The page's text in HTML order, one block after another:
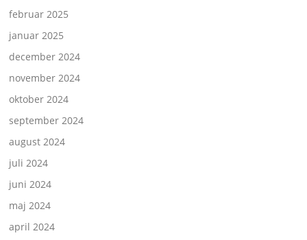
februar 2025
januar 2025
december 2024
november 2024
oktober 2024
september 2024
august 2024
juli 2024
juni 2024
maj 2024
april 2024